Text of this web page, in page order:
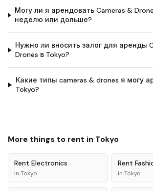
Могу ли я арендовать Cameras &
неделю или дольше?
Нужно ли вносить залог для аренды
Drones в Tokyo?
Какие типы cameras & drones я могу
Tokyo?
More things to rent in Tokyo
Rent Electronics
in Tokyo
Rent
in Tokyo